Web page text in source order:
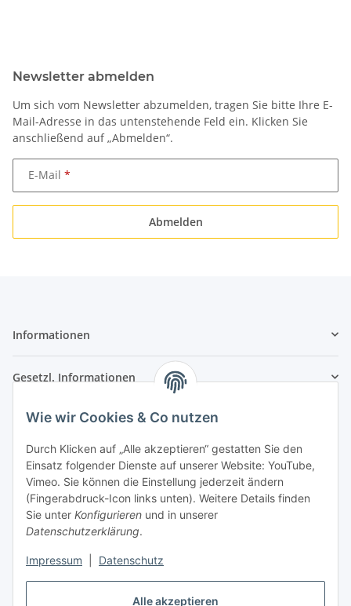
Alle akzeptieren
Wie wir Cookies & Co nutzen
Durch Klicken auf „Alle akzeptieren“ gestatten Sie den
Einsatz folgender Dienste auf unserer Website: YouTube,
Vimeo. Sie können die Einstellung jederzeit ändern
(Fingerabdruck-Icon links unten). Weitere Details finden
Sie unter Konfigurieren und in unserer
Datenschutzerklärung.
Impressum Datenschutz
Newsletter abmelden
Um sich vom Newsletter abzumelden, tragen Sie bitte Ihre E-
Mail-Adresse in das untenstehende Feld ein. Klicken Sie
anschließend auf „Abmelden“.
E-Mail
Abmelden
Informationen
Gesetzl. Informationen
Kontaktinformationen
SRTM GmbH
Franz-Kleespies-Str. 27
63762 Großostheim
Deutschland
Telefon: 06026 991961
Fax: 06026 991962
E-Mail: info@srtm.de